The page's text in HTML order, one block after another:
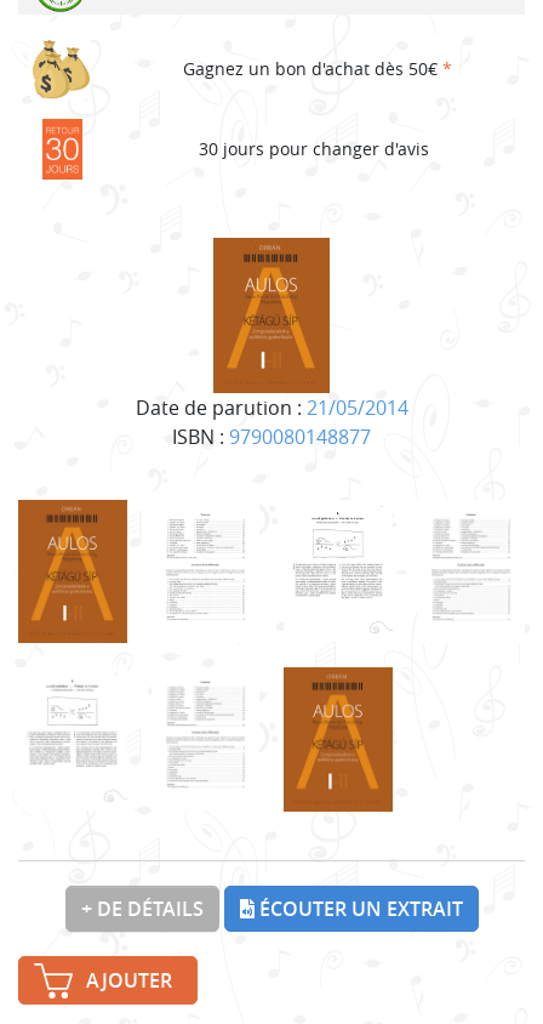
Date de parution : 21/05/2014
ISBN : 9790080148877
Gagnez un bon d'achat dès 50€ *
30 jours pour changer d'avis
+ DE DÉTAILS ÉCOUTER UN EXTRAIT
AJOUTER